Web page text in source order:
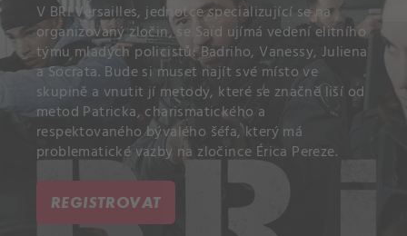
V BRI Versailles, jednotce specializující se na
organizovaný zločin, se Saïd ujímá vedení elitního
týmu mladých policistů: Badriho, Vanessy, Juliena
a Socrata. Bude si muset najít své místo ve
skupině a vnutit jí metody, které se značně liší od
metod Patricka, charismatického a
respektovaného bývalého šéfa, který má
problematické vazby na zločince Érica Pereze.
REGISTROVAT